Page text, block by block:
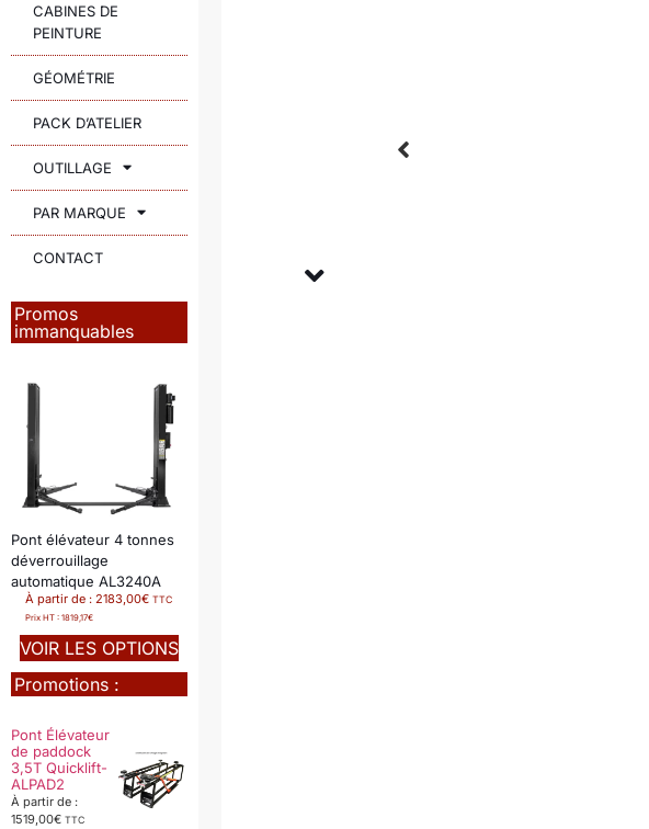
CABINES DE
PEINTURE
GÉOMÉTRIE
PACK D’ATELIER
OUTILLAGE
PAR MARQUE
CONTACT
Promos
immanquables
Pont élévateur 4 tonnes
déverrouillage
automatique AL3240A
À partir de :2183,00€ TTC
Prix HT :1819,17€
VOIR LES OPTIONS
Promotions :
Pont Élévateur
de paddock
3,5T Quicklift-
ALPAD2
À partir de :
1519,00€ TTC